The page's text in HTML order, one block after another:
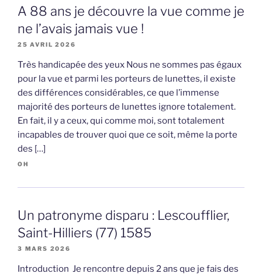
A 88 ans je découvre la vue comme je
ne l’avais jamais vue !
25 AVRIL 2026
Très handicapée des yeux Nous ne sommes pas égaux
pour la vue et parmi les porteurs de lunettes, il existe
des différences considérables, ce que l’immense
majorité des porteurs de lunettes ignore totalement.
En fait, il y a ceux, qui comme moi, sont totalement
incapables de trouver quoi que ce soit, même la porte
des […]
OH
Un patronyme disparu : Lescoufflier,
Saint-Hilliers (77) 1585
3 MARS 2026
Introduction Je rencontre depuis 2 ans que je fais des